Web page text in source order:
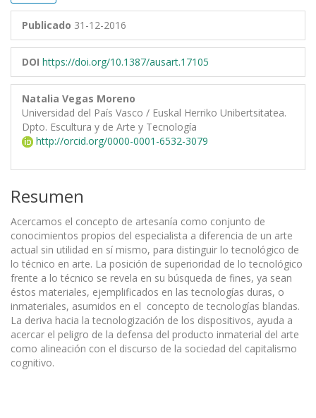
Publicado 31-12-2016
DOI https://doi.org/10.1387/ausart.17105
Natalia Vegas Moreno
Universidad del País Vasco / Euskal Herriko Unibertsitatea.
Dpto. Escultura y de Arte y Tecnología
http://orcid.org/0000-0001-6532-3079
Resumen
Acercamos el concepto de artesanía como conjunto de
conocimientos propios del especialista a diferencia de un arte
actual sin utilidad en sí mismo, para distinguir lo tecnológico de
lo técnico en arte. La posición de superioridad de lo tecnológico
frente a lo técnico se revela en su búsqueda de fines, ya sean
éstos materiales, ejemplificados en las tecnologías duras, o
inmateriales, asumidos en el concepto de tecnologías blandas.
La deriva hacia la tecnologización de los dispositivos, ayuda a
acercar el peligro de la defensa del producto inmaterial del arte
como alineación con el discurso de la sociedad del capitalismo
cognitivo.